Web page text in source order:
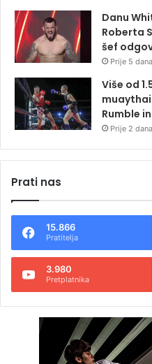
Danu
Roberta
šef
Prije 5 dana
Više od
Rumble
Prije 2 dana
Prati nas
15.866
Pratitelja
3.980
Pretplatnika